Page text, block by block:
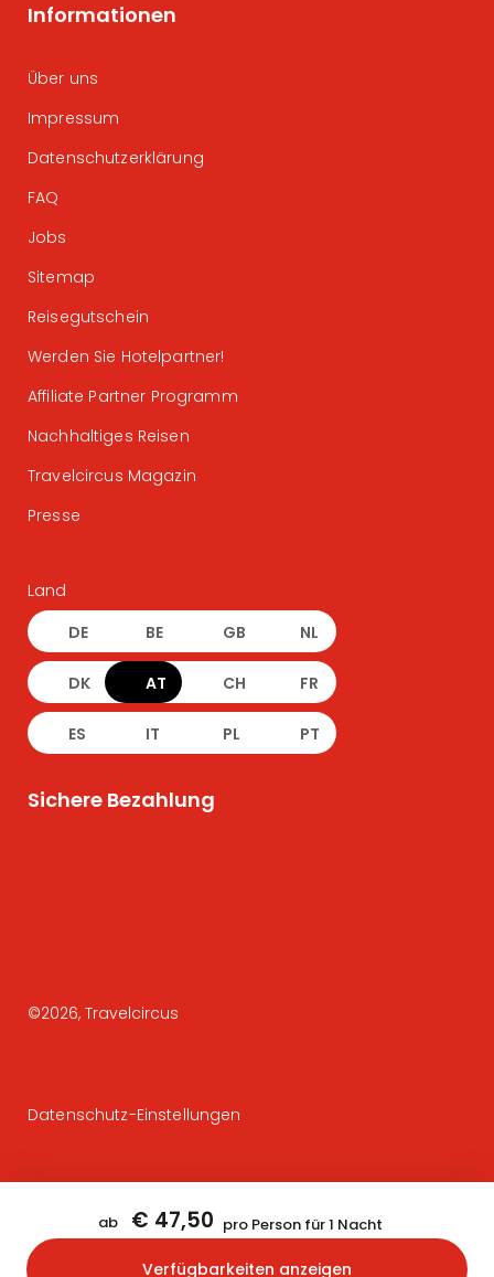
ab € 47,50 pro Person für 1 Nacht
Verfügbarkeiten anzeigen
Informationen
Über uns
Impressum
Datenschutzerklärung
FAQ
Jobs
Sitemap
Reisegutschein
Werden Sie Hotelpartner!
Affiliate Partner Programm
Nachhaltiges Reisen
Travelcircus Magazin
Presse
Land
DE BE GB NL
DK AT CH FR
ES IT PL PT
Sichere Bezahlung
©2026, Travelcircus
Datenschutz-Einstellungen